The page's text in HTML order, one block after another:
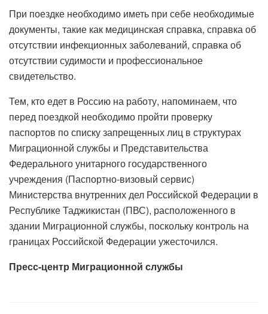
При поездке необходимо иметь при себе необходимые
документы, такие как медицинская справка, справка об
отсутствии инфекционных заболеваний, справка об
отсутствии судимости и профессиональное
свидетельство.
Тем, кто едет в Россию на работу, напоминаем, что
перед поездкой необходимо пройти проверку
паспортов по списку запрещенных лиц в структурах
Миграционной службы и Представительства
Федерального унитарного государственного
учреждения (Паспортно-визовый сервис)
Министерства внутренних дел Российской Федерации в
Республике Таджикистан (ПВС), расположенного в
здании Миграционной службы, поскольку контроль на
границах Российской Федерации ужесточился.
Пресс-центр Миграционной службы